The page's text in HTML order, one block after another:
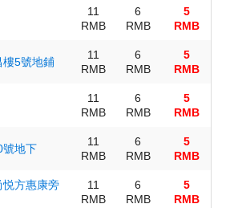
11
RMB
6
RMB
5
RMB
樓5號地鋪
11
RMB
6
RMB
5
RMB
11
RMB
6
RMB
5
RMB
號地下
11
RMB
6
RMB
5
RMB
悦方惠康旁
11
RMB
6
RMB
5
RMB